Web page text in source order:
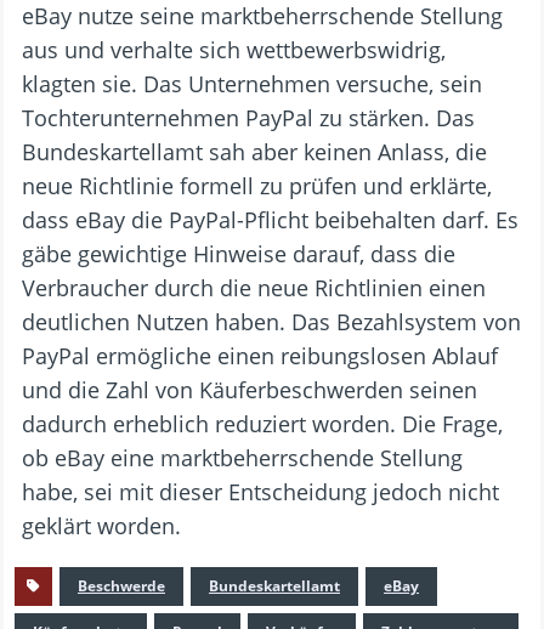
eBay nutze seine marktbeherrschende Stellung
aus und verhalte sich wettbewerbswidrig,
klagten sie. Das Unternehmen versuche, sein
Tochterunternehmen PayPal zu stärken. Das
Bundeskartellamt sah aber keinen Anlass, die
neue Richtlinie formell zu prüfen und erklärte,
dass eBay die PayPal-Pflicht beibehalten darf. Es
gäbe gewichtige Hinweise darauf, dass die
Verbraucher durch die neue Richtlinien einen
deutlichen Nutzen haben. Das Bezahlsystem von
PayPal ermögliche einen reibungslosen Ablauf
und die Zahl von Käuferbeschwerden seinen
dadurch erheblich reduziert worden. Die Frage,
ob eBay eine marktbeherrschende Stellung
habe, sei mit dieser Entscheidung jedoch nicht
geklärt worden.
Beschwerde Bundeskartellamt eBay